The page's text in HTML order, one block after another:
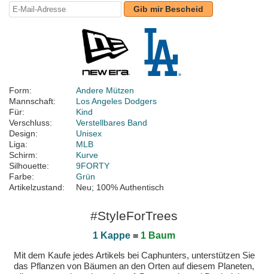
Gib mir Bescheid
Form:
Andere Mützen
Mannschaft:
Los Angeles Dodgers
Für:
Kind
Verschluss:
Verstellbares Band
Design:
Unisex
Liga:
MLB
Schirm:
Kurve
Silhouette:
9FORTY
Farbe:
Grün
Artikelzustand:
Neu; 100% Authentisch
#StyleForTrees
1 Kappe = 1 Baum
Mit dem Kaufe jedes Artikels bei Caphunters, unterstützen Sie
das Pflanzen von Bäumen an den Orten auf diesem Planeten,